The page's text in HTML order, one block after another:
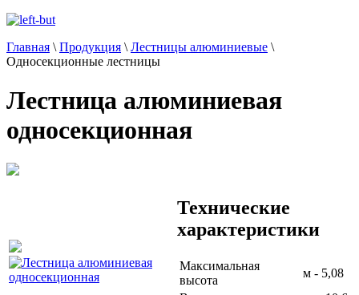
Главная \ Продукция \ Лестницы алюминиевые \
Односекционные лестницы
Лестница алюминиевая
односекционная
Технические
характеристики
Максимальная
высота
м - 5,08